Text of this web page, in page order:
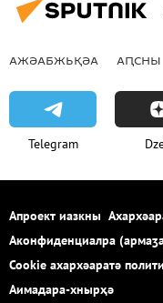
АЖӘАБЖЬҚӘА АԤСНЫ
Telegram
Апроект иазкны
Аконфиденциалра
Cookie ахархәаратә
Аимадара-хнырҳә